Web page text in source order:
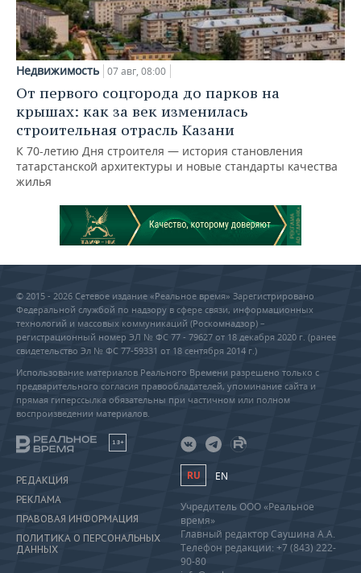
Недвижимость 07 авг, 08:00
От первого соцгорода до парков на
крышах: как за век изменилась
строительная отрасль Казани
К 70-летию Дня строителя — история становления
татарстанской архитектуры и новые стандарты качества
жилья
© 2015 - 2026 Сетевое издание «Реальное время» Зарегистрировано
Федеральной службой по надзору в сфере связи, информационных
технологий и массовых коммуникаций (Роскомнадзор) –
регистрационный номер ЭЛ № ФС 77 - 79627 от 18 декабря 2020 г. (ранее
свидетельство Эл № ФС 77-59331 от 18 сентября 2014 г.)
Использование материалов Реального Времени разрешено только с
предварительного согласия правообладателей, упоминание сайта и
прямая гиперссылка обязательны при частичном или полном
воспроизведении материалов.
18+
РЕДАКЦИЯ
РЕКЛАМА
ПРАВОВАЯ ИНФОРМАЦИЯ
ПОЛИТИКА О ПЕРСОНАЛЬНЫХ
ДАННЫХ
RU EN
Учредитель ООО «Реальное
время»
Главный редактор Саушина А.А.
Телефон редакции: +7 (843) 222-
90-80